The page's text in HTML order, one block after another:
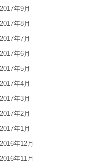
2017年9月
2017年8月
2017年7月
2017年6月
2017年5月
2017年4月
2017年3月
2017年2月
2017年1月
2016年12月
2016年11月